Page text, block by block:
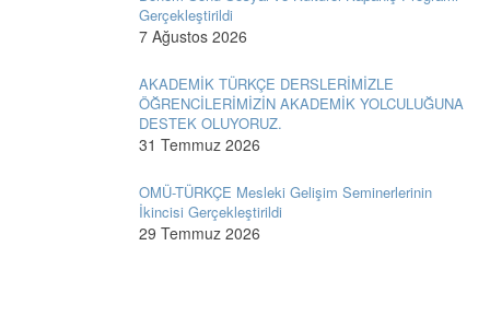
Gerçekleştirildi
7 Ağustos 2026
AKADEMİK TÜRKÇE DERSLERİMİZLE
ÖĞRENCİLERİMİZİN AKADEMİK YOLCULUĞUNA
DESTEK OLUYORUZ.
31 Temmuz 2026
OMÜ-TÜRKÇE Mesleki Gelişim Seminerlerinin
İkincisi Gerçekleştirildi
29 Temmuz 2026